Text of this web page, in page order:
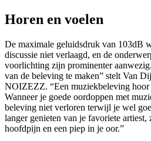
Horen en voelen
De maximale geluidsdruk van 103dB
discussie niet verlaagd, en de
voorlichting zijn prominenter
van de beleving te maken” stelt Van
NOIZEZZ. “Een muziekbeleving hoor
Wanneer je goede oordoppen met
beleving niet verloren terwijl je wel
langer genieten van je favoriete
hoofdpijn en een piep in je oor.”